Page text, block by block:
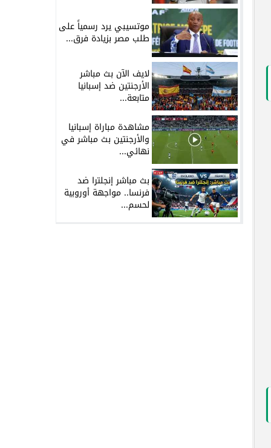
موتسيبي يرد رسمياً على
طلب مصر بزيادة فرق...
لايف الآن بث مباشر
الأرجنتين ضد إسبانيا
متابعة...
مشاهدة مباراة إسبانيا
والأرجنتين بث مباشر في
نهائي...
بث مباشر إنجلترا ضد
فرنسا.. مواجهة أوروبية
لحسم...